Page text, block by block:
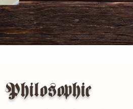
Philosophie